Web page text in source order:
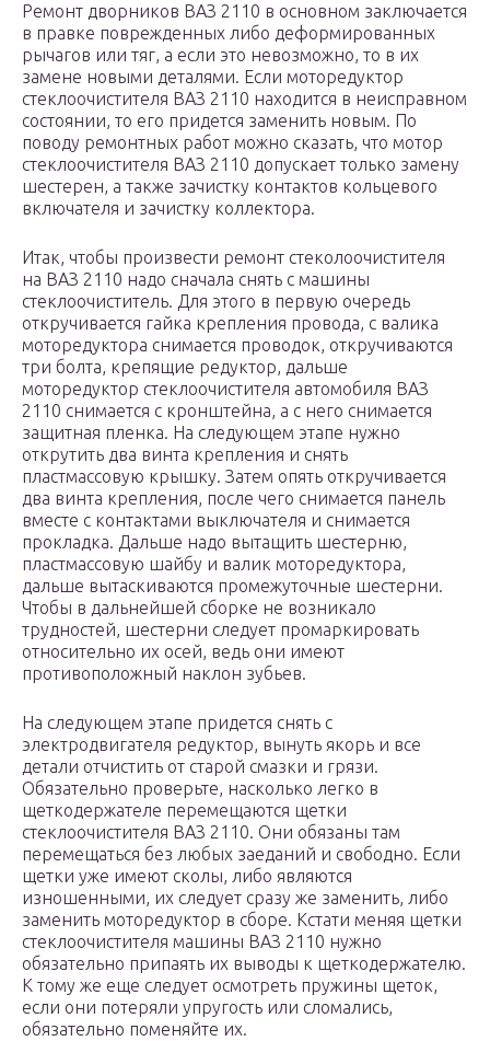
Ремонт дворников ВАЗ 2110 в основном заключается
в правке поврежденных либо деформированных
рычагов или тяг, а если это невозможно, то в их
замене новыми деталями. Если моторедуктор
стеклоочистителя ВАЗ 2110 находится в неисправном
состоянии, то его придется заменить новым. По
поводу ремонтных работ можно сказать, что мотор
стеклоочистителя ВАЗ 2110 допускает только замену
шестерен, а также зачистку контактов кольцевого
включателя и зачистку коллектора.
Итак, чтобы произвести ремонт стеколоочистителя
на ВАЗ 2110 надо сначала снять с машины
стеклоочиститель. Для этого в первую очередь
откручивается гайка крепления провода, с валика
моторедуктора снимается проводок, откручиваются
три болта, крепящие редуктор, дальше
моторедуктор стеклоочистителя автомобиля ВАЗ
2110 снимается с кронштейна, а с него снимается
защитная пленка. На следующем этапе нужно
открутить два винта крепления и снять
пластмассовую крышку. Затем опять откручивается
два винта крепления, после чего снимается панель
вместе с контактами выключателя и снимается
прокладка. Дальше надо вытащить шестерню,
пластмассовую шайбу и валик моторедуктора,
дальше вытаскиваются промежуточные шестерни.
Чтобы в дальнейшей сборке не возникало
трудностей, шестерни следует промаркировать
относительно их осей, ведь они имеют
противоположный наклон зубьев.
На следующем этапе придется снять с
электродвигателя редуктор, вынуть якорь и все
детали отчистить от старой смазки и грязи.
Обязательно проверьте, насколько легко в
щеткодержателе перемещаются щетки
стеклоочистителя ВАЗ 2110. Они обязаны там
перемещаться без любых заеданий и свободно. Если
щетки уже имеют сколы, либо являются
изношенными, их следует сразу же заменить, либо
заменить моторедуктор в сборе. Кстати меняя щетки
стеклоочистителя машины ВАЗ 2110 нужно
обязательно припаять их выводы к щеткодержателю.
К тому же еще следует осмотреть пружины щеток,
если они потеряли упругость или сломались,
обязательно поменяйте их.